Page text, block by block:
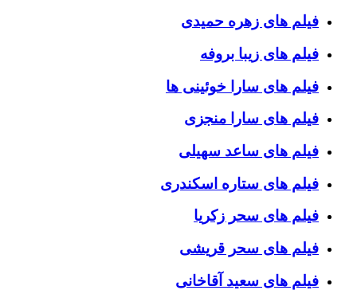
فیلم های زهره حمیدی
فیلم های زیبا بروفه
فیلم های سارا خوئینی ها
فیلم های سارا منجزی
فیلم های ساعد سهیلی
فیلم های ستاره اسکندری
فیلم های سحر زکریا
فیلم های سحر قریشی
فیلم های سعید آقاخانی